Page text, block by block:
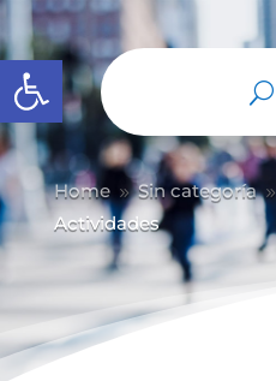
Abrir barra de herramientas
Home 9 Sin categoría 9
Actividades